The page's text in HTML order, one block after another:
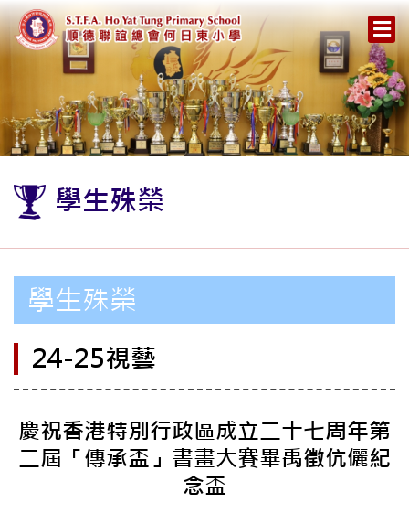
學生殊榮
學生殊榮
24-25視藝
慶祝香港特別行政區成立二十七周年第
二屆「傳承盃」書畫大賽畢禹徵伉儷紀
念盃